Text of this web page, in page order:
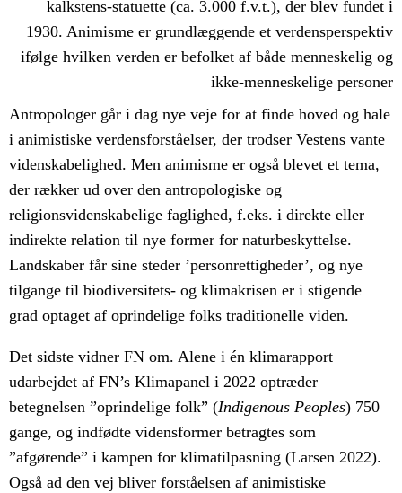
Antropologer går i dag nye veje for at finde hoved og hale
i animistiske verdensforståelser, der trodser Vestens vante
videnskabelighed. Men animisme er også blevet et tema,
der rækker ud over den antropologiske og
religionsvidenskabelige faglighed, f.eks. i direkte eller
indirekte relation til nye former for naturbeskyttelse.
Landskaber får sine steder ’personrettigheder’, og nye
tilgange til biodiversitets- og klimakrisen er i stigende
grad optaget af oprindelige folks traditionelle viden.
Det sidste vidner FN om. Alene i én klimarapport
udarbejdet af FN’s Klimapanel i 2022 optræder
betegnelsen ”oprindelige folk” (Indigenous Peoples) 750
gange, og indfødte vidensformer betragtes som
”afgørende” i kampen for klimatilpasning (Larsen 2022).
Også ad den vej bliver forståelsen af animistiske